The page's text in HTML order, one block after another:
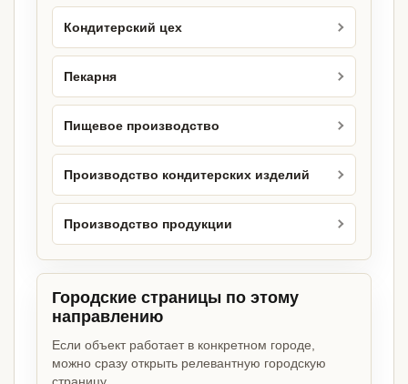
Кондитерский цех
Пекарня
Пищевое производство
Производство кондитерских изделий
Производство продукции
Городские страницы по этому
направлению
Если объект работает в конкретном городе,
можно сразу открыть релевантную городскую